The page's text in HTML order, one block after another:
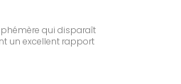
qui disparaît
un excellent rapport